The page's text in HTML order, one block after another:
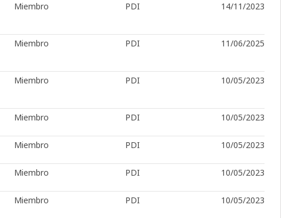
Miembro PDI 14/11/2023
Miembro PDI 11/06/2025
Miembro PDI 10/05/2023
Miembro PDI 10/05/2023
Miembro PDI 10/05/2023
Miembro PDI 10/05/2023
Miembro PDI 10/05/2023